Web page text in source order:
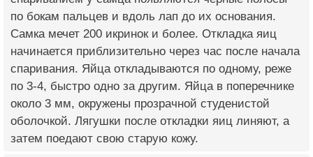
по бокам пальцев и вдоль лап до их основания.
Самка мечет 200 икринок и более. Откладка яиц
начинается приблизительно через час после начала
спаривания. Яйца откладываются по одному, реже
по 3-4, быстро одно за другим. Яйца в поперечнике
около 3 мм, окружены прозрачной студенистой
оболочкой. Лягушки после откладки яиц линяют, а
затем поедают свою старую кожу.